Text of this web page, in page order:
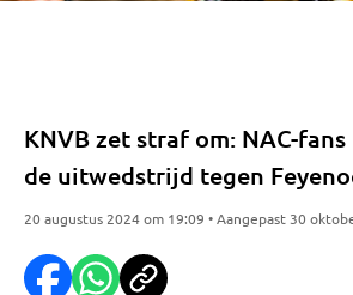
KNVB zet straf om: NAC-
de uitwedstrijd tegen
20 augustus 2024 om 19:09 • Aangepast 30